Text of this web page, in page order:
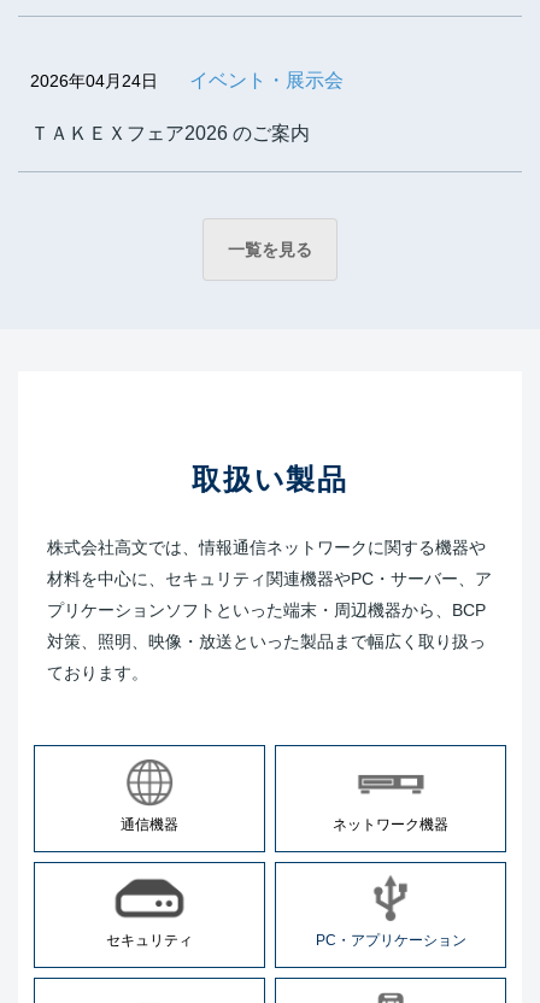
2026年04月24日 イベント・展示会
ＴＡＫＥＸフェア2026 のご案内
一覧を見る
取扱い製品
株式会社高文では、情報通信ネットワークに関する機器や
材料を中心に、セキュリティ関連機器やPC・サーバー、ア
プリケーションソフトといった端末・周辺機器から、BCP
対策、照明、映像・放送といった製品まで幅広く取り扱っ
ております。
通信機器 ネットワーク機器
セキュリティ PC・アプリケーション